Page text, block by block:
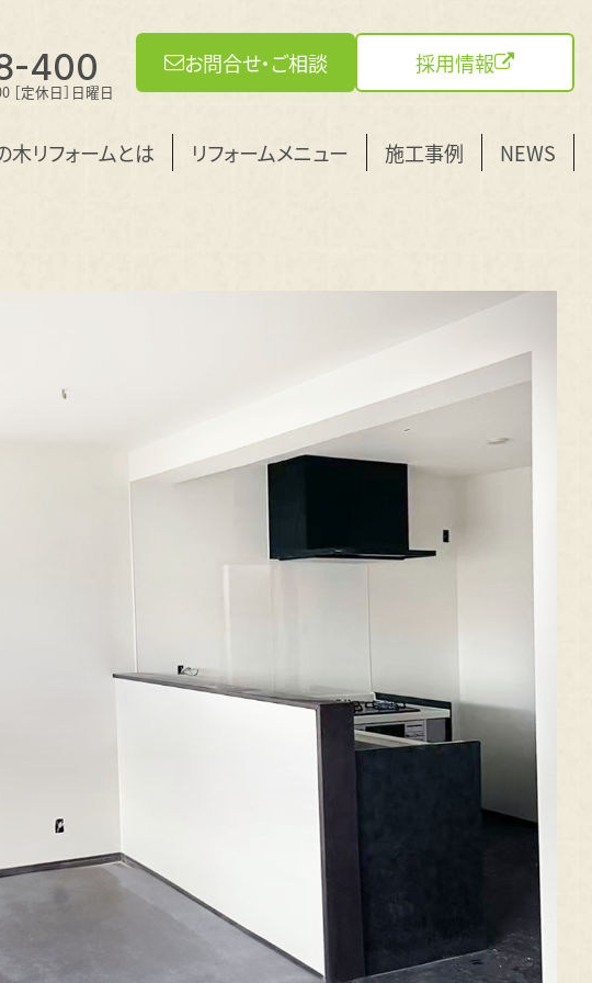
400
［定休日］日曜日
お問合せ・ご相談 採用情報
木リフォームとは リフォームメニュー 施工事例 NEWS